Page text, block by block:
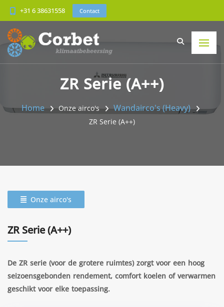
+31 6 38631558 Contact
ZR Serie (A++)
Home Onze airco's Wandairco's (Heavy)
ZR Serie (A++)
Onze airco's
ZR Serie (A++)
De ZR serie (voor de grotere ruimtes) zorgt voor een hoog
seizoensgebonden rendement, comfort koelen of verwarmen
geschikt voor elke toepassing.